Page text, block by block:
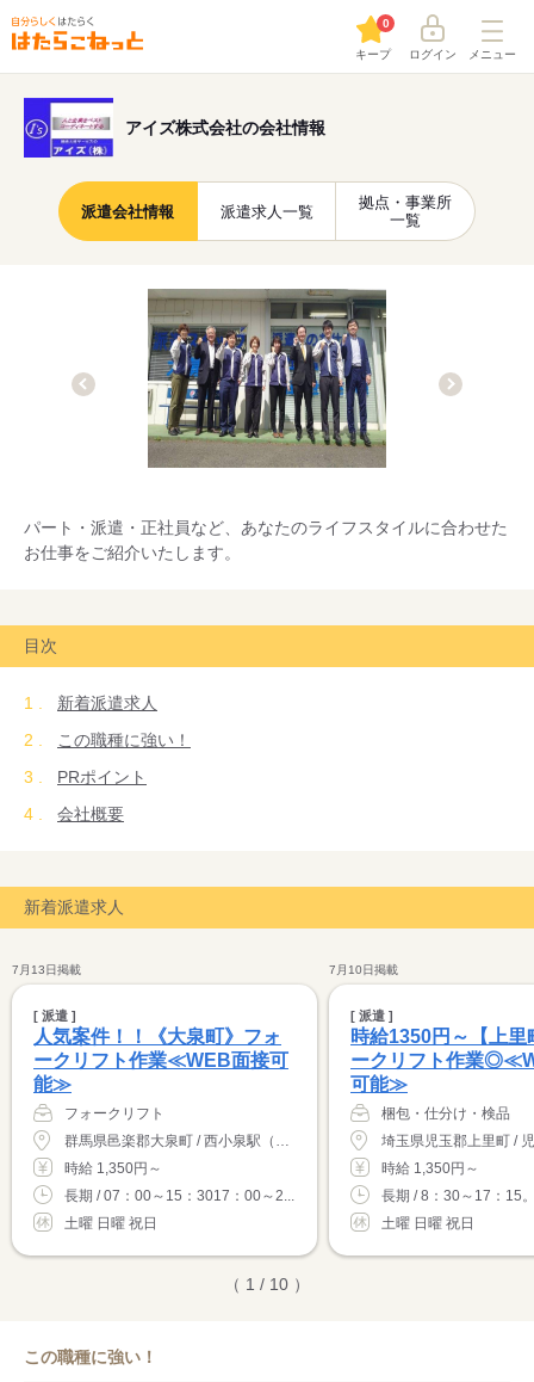
キープ
0
ログイン メニュー
アイズ株式会社の会社情報
派遣会社情報 派遣求人一覧
拠点・事業所
一覧
パート・派遣・正社員など、あなたのライフスタイルに合わせた
お仕事をご紹介いたします。
目次
新着派遣求人
この職種に強い！
PRポイント
会社概要
新着派遣求人
7月13日掲載
[ 派遣 ]
人気案件！！《大泉町》フォ
ークリフト作業≪WEB面接可
能≫
フォークリフト
群馬県邑楽郡大泉町 / 西小泉駅（車10分）
時給 1,350円～
長期 / 07：00～15：3017：00～2...
土曜 日曜 祝日
7月10日掲載
[ 派遣 ]
時給1350円～【上里
ークリフト作業
可能≫
梱包・仕分け・検品
時給 1,350円～
長期 / 8：30～17：15
土曜 日曜 祝日
（ 1 / 10 ）
この職種に強い！